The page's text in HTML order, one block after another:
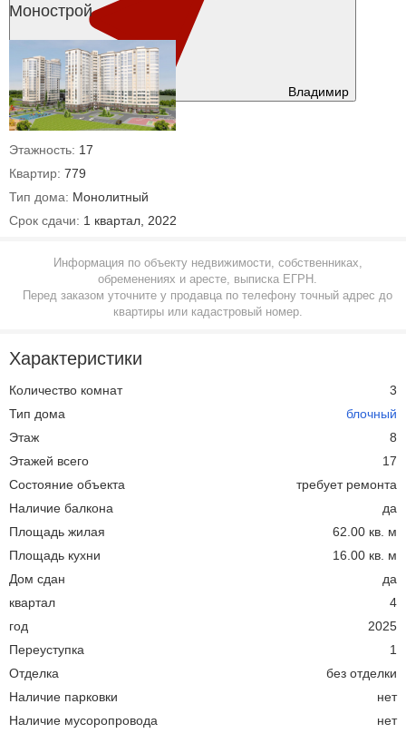
Владимир
Монострой
Этажность: 17
Квартир: 779
Тип дома: Монолитный
Срок сдачи: 1 квартал, 2022
Информация по объекту недвижимости, собственниках,
обременениях и аресте, выписка ЕГРН.
Перед заказом уточните у продавца по телефону точный адрес до
квартиры или кадастровый номер.
Характеристики
Количество комнат
3
Тип дома
блочный
Этаж
8
Этажей всего
17
Состояние объекта
требует ремонта
Наличие балкона
да
Площадь жилая
62.00 кв. м
Площадь кухни
16.00 кв. м
Дом сдан
да
квартал
4
год
2025
Переуступка
1
Отделка
без отделки
Наличие парковки
нет
Наличие мусоропровода
нет